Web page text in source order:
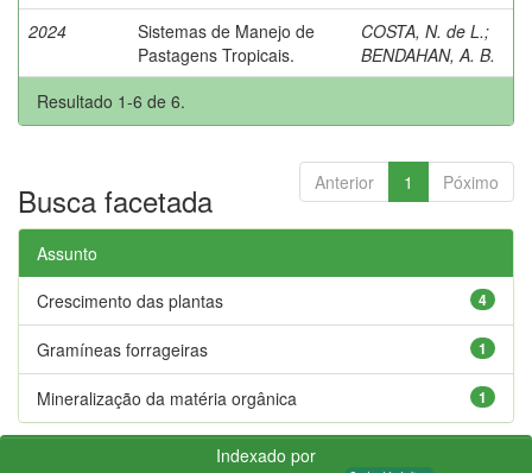
2024
Sistemas de Manejo de
Pastagens Tropicais.
COSTA, N. de L.;
BENDAHAN, A. B.
Resultado 1-6 de 6.
Anterior 1 Póximo
Busca facetada
Assunto
4
Crescimento das plantas
1
Gramíneas forrageiras
1
Mineralização da matéria orgânica
Indexado por